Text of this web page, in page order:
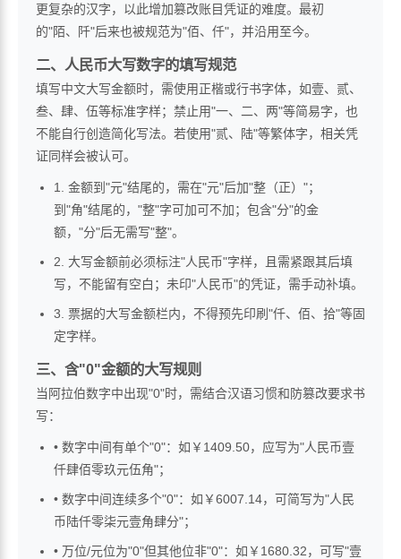
更复杂的汉字，以此增加篡改账目凭证的难度。最初
的"陌、阡"后来也被规范为"佰、仟"，并沿用至今。
二、人民币大写数字的填写规范
填写中文大写金额时，需使用正楷或行书字体，如壹、贰、
叁、肆、伍等标准字样；禁止用"一、二、两"等简易字，也
不能自行创造简化写法。若使用"贰、陆"等繁体字，相关凭
证同样会被认可。
1. 金额到"元"结尾的，需在"元"后加"整（正）"；
到"角"结尾的，"整"字可加可不加；包含"分"的金
额，"分"后无需写"整"。
2. 大写金额前必须标注"人民币"字样，且需紧跟其后填
写，不能留有空白；未印"人民币"的凭证，需手动补填。
3. 票据的大写金额栏内，不得预先印刷"仟、佰、拾"等固
定字样。
三、含"0"金额的大写规则
当阿拉伯数字中出现"0"时，需结合汉语习惯和防篡改要求书
写：
• 数字中间有单个"0"：如￥1409.50，应写为"人民币壹
仟肆佰零玖元伍角"；
• 数字中间连续多个"0"：如￥6007.14，可简写为"人民
币陆仟零柒元壹角肆分"；
• 万位/元位为"0"但其他位非"0"：如￥1680.32，可写"壹